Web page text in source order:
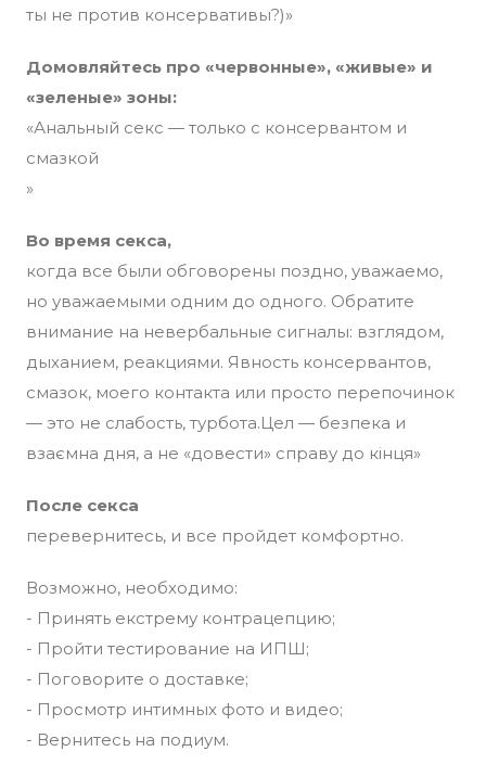
ты не против консервативы?)»
Домовляйтесь про «червонные», «живые» и
«зеленые» зоны:
«Анальный секс — только с консервантом и
смазкой
»
Во время секса,
когда все были обговорены поздно, уважаемо,
но уважаемыми одним до одного. Обратите
внимание на невербальные сигналы: взглядом,
дыханием, реакциями. Явность консервантов,
смазок, моего контакта или просто перепочинок
— это не слабость, турбота.Цел — безпека и
взаємна дня, а не «довести» справу до кінця»
После секса
перевернитесь, и все пройдет комфортно.
Возможно, необходимо:
- Принять екстрему контрацепцию;
- Пройти тестирование на ИПШ;
- Поговорите о доставке;
- Просмотр интимных фото и видео;
- Вернитесь на подиум.